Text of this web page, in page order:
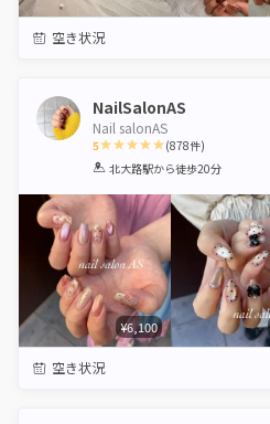
空き状況
NailSalonAS
Nail salonAS
5
1 2 3 4 5
(878件)
北大路駅から徒歩20分
¥6,100
空き状況